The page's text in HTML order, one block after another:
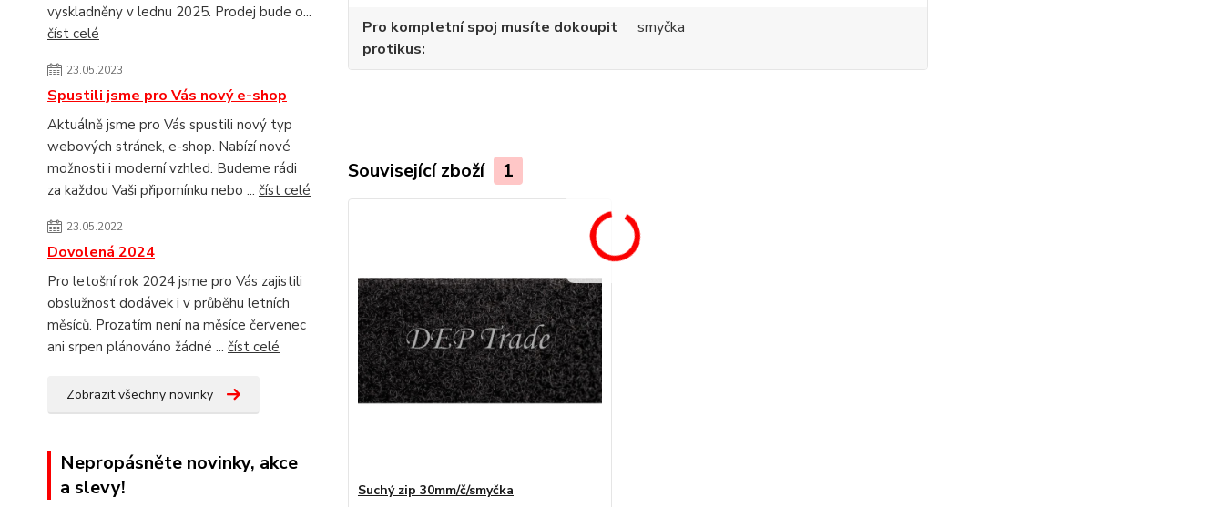
vyskladněny v lednu 2025. Prodej bude o...
číst celé
23.05.2023
Spustili jsme pro Vás nový e-shop
Aktuálně jsme pro Vás spustili nový typ
webových stránek, e-shop. Nabízí nové
možnosti i moderní vzhled. Budeme rádi
za každou Vaši připomínku nebo ... číst celé
23.05.2022
Dovolená 2024
Pro letošní rok 2024 jsme pro Vás zajistili
obslužnost dodávek i v průběhu letních
měsíců. Prozatím není na měsíce červenec
ani srpen plánováno žádné ... číst celé
Zobrazit všechny novinky
Nepropásněte novinky, akce
a slevy!
Pro kompletní spoj musíte dokoupit
protikus
smyčka
Související zboží 1
Suchý zip 30mm/č/smyčka